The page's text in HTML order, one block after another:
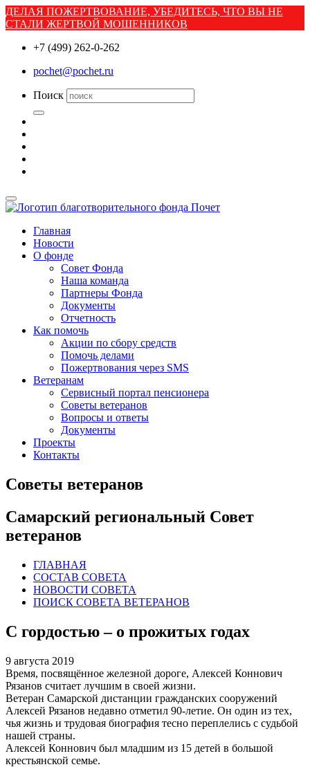
ДЕЛАЯ ПОЖЕРТВОВАНИЕ, УБЕДИТЕСЬ, ЧТО ВЫ НЕ
СТАЛИ ЖЕРТВОЙ МОШЕННИКОВ
+7 (499) 262-0-262
pochet@pochet.ru
Поиск
Главная
Новости
О фонде
Совет Фонда
Наша команда
Партнеры Фонда
Документы
Отчетность
Как помочь
Акции по сбору средств
Помочь делами
Пожертвования через SMS
Ветеранам
Сервисный портал пенсионера
Советы ветеранов
Вопросы и ответы
Документы
Проекты
Контакты
Советы ветеранов
Самарский региональный Совет
ветеранов
ГЛАВНАЯ
СОСТАВ СОВЕТА
НОВОСТИ СОВЕТА
ПОИСК СОВЕТА ВЕТЕРАНОВ
С гордостью – о прожитых годах
9 августа 2019
Время, посвящённое железной дороге, Алексей Коннович
Рязанов считает лучшим в своей жизни.
Ветеран Самарской дистанции гражданских сооружений
Алексей Рязанов недавно отметил 90-летие. Он один из тех,
чья жизнь и трудовая биография тесно переплелись с судьбой
нашей страны.
Алексей Коннович был младшим из 15 детей в большой
крестьянской семье.